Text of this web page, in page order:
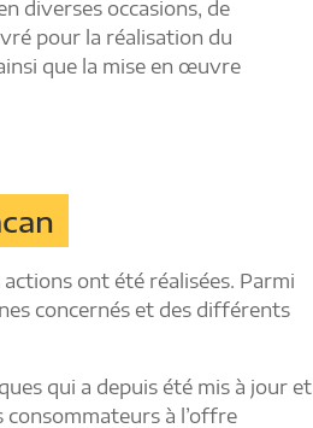
diverses occasions, de
pour la réalisation du
que la mise en œuvre
ont été réalisées. Parmi
concernés et des différents
qui a depuis été mis à jour et
à l’offre